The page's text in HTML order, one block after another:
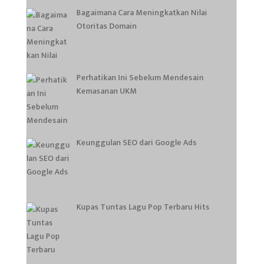
Bagaimana Cara Meningkatkan Nilai
Otoritas Domain
Perhatikan Ini Sebelum Mendesain
Kemasanan UKM
Keunggulan SEO dari Google Ads
Kupas Tuntas Lagu Pop Terbaru Hits